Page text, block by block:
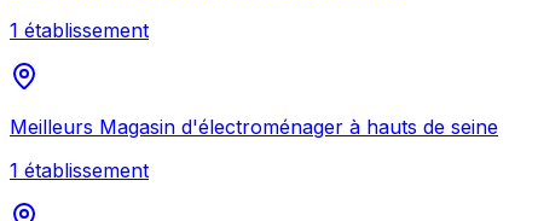
1 établissement
Meilleurs Magasin d'électroménager à hauts de seine
1 établissement